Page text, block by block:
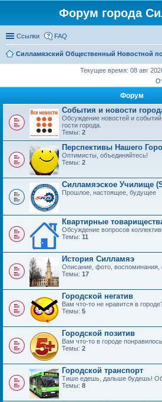
Форум города
Ссылки FAQ
Силламяэский Общественный Новостной
Текущее время: 08 авг
Форум
События и новости
Обсуждение новостей и
гости города.
Темы: 2
Перспективы Нашего
Оптимисты, объединяйтесь!
Темы: 2
Силламяэское Училище
Прошлое, настоящее, будущее
Квартирные
Обсуждение вопросов
Темы: 11
История Силламяэ
Описание, фото, воспоминания,
Темы: 17
Городской негатив
Вам что-то не нравится в
Темы: 5
Городской позитив
Вам что-то в городе
Темы: 2
Городской транспорт
Тише едешь, дальше будешь!
Темы: 8